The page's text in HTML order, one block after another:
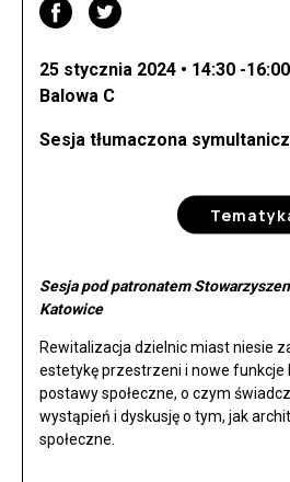
25 stycznia 2024 • 14:30 -
Balowa C
Sesja tłumaczona
Sesja pod patronatem
Katowice
Rewitalizacja dzielnic miast niesie
estetykę przestrzeni i nowe funkcje
postawy społeczne, o czym
wystąpień i dyskusję o tym, jak
społeczne.